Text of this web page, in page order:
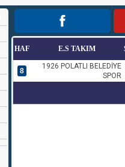
HAF E.S TAKIM
8
1926 POLATLI BELEDİYE
SPOR